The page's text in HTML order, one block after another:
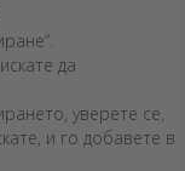
да
уверете се,
и го добавете в